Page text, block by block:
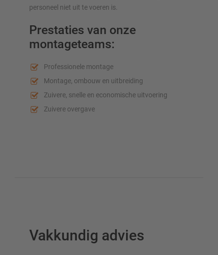
personeel niet uit te voeren is.
Prestaties van onze
montageteams:
Professionele montage
Montage, ombouw en uitbreiding
Zuivere, snelle en economische uitvoering
Zuivere overgave
Vakkundig advies